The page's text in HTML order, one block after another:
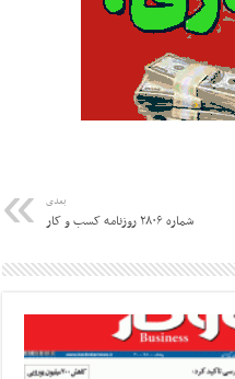
بعدی
شماره ۲۸۰۶ روزنامه کسب و کار